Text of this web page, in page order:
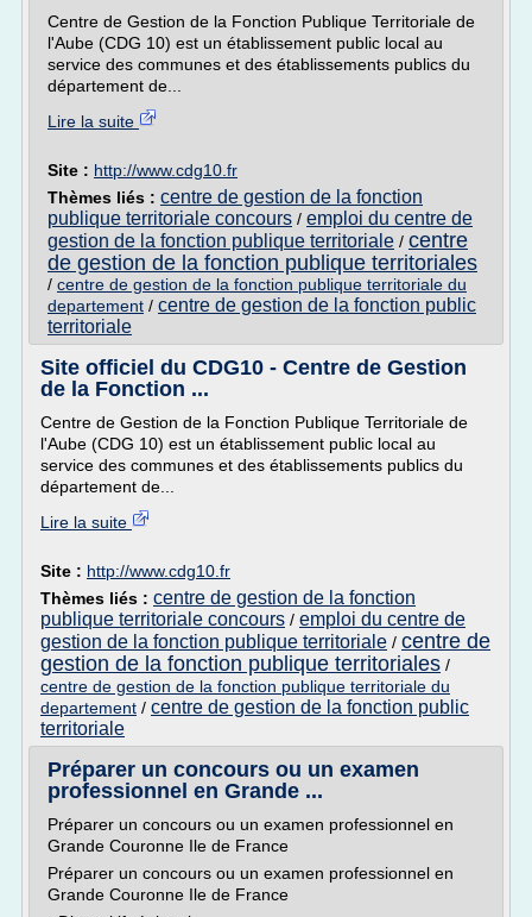
Centre de Gestion de la Fonction Publique Territoriale de
l'Aube (CDG 10) est un établissement public local au
service des communes et des établissements publics du
département de...
Lire la suite
Site : http://www.cdg10.fr
Thèmes liés : centre de gestion de la fonction
publique territoriale concours / emploi du centre de
gestion de la fonction publique territoriale / centre
de gestion de la fonction publique territoriales
/ centre de gestion de la fonction publique territoriale du
departement / centre de gestion de la fonction public
territoriale
Site officiel du CDG10 - Centre de Gestion
de la Fonction ...
Centre de Gestion de la Fonction Publique Territoriale de
l'Aube (CDG 10) est un établissement public local au
service des communes et des établissements publics du
département de...
Lire la suite
Site : http://www.cdg10.fr
Thèmes liés : centre de gestion de la fonction
publique territoriale concours / emploi du centre de
gestion de la fonction publique territoriale / centre de
gestion de la fonction publique territoriales /
centre de gestion de la fonction publique territoriale du
departement / centre de gestion de la fonction public
territoriale
Préparer un concours ou un examen
professionnel en Grande ...
Préparer un concours ou un examen professionnel en
Grande Couronne Ile de France
Préparer un concours ou un examen professionnel en
Grande Couronne Ile de France